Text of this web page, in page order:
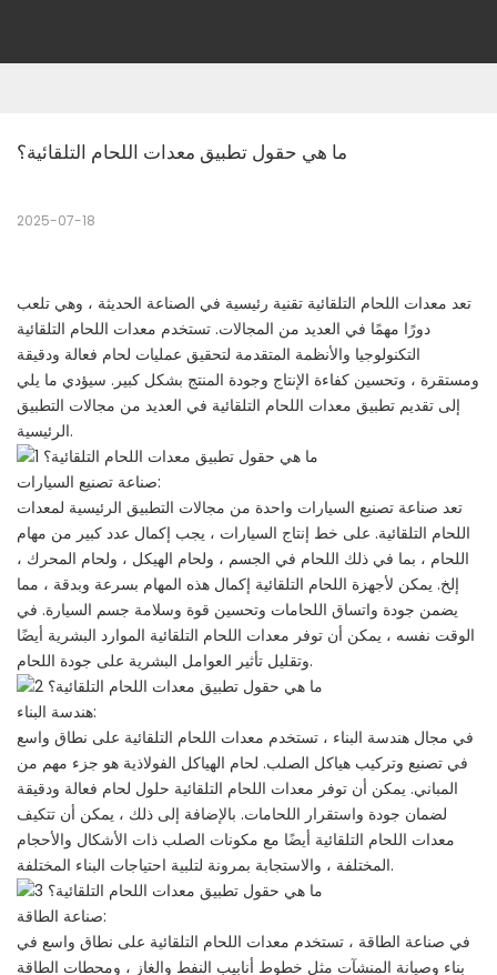
ما هي حقول تطبيق معدات اللحام التلقائية؟
2025-07-18
تعد معدات اللحام التلقائية تقنية رئيسية في الصناعة الحديثة ، وهي تلعب
دورًا مهمًا في العديد من المجالات. تستخدم معدات اللحام التلقائية
التكنولوجيا والأنظمة المتقدمة لتحقيق عمليات لحام فعالة ودقيقة
ومستقرة ، وتحسين كفاءة الإنتاج وجودة المنتج بشكل كبير. سيؤدي ما يلي
إلى تقديم تطبيق معدات اللحام التلقائية في العديد من مجالات التطبيق
الرئيسية.
صناعة تصنيع السيارات:
تعد صناعة تصنيع السيارات واحدة من مجالات التطبيق الرئيسية لمعدات
اللحام التلقائية. على خط إنتاج السيارات ، يجب إكمال عدد كبير من مهام
اللحام ، بما في ذلك اللحام في الجسم ، ولحام الهيكل ، ولحام المحرك ،
إلخ. يمكن لأجهزة اللحام التلقائية إكمال هذه المهام بسرعة وبدقة ، مما
يضمن جودة واتساق اللحامات وتحسين قوة وسلامة جسم السيارة. في
الوقت نفسه ، يمكن أن توفر معدات اللحام التلقائية الموارد البشرية أيضًا
وتقليل تأثير العوامل البشرية على جودة اللحام.
هندسة البناء:
في مجال هندسة البناء ، تستخدم معدات اللحام التلقائية على نطاق واسع
في تصنيع وتركيب هياكل الصلب. لحام الهياكل الفولاذية هو جزء مهم من
المباني. يمكن أن توفر معدات اللحام التلقائية حلول لحام فعالة ودقيقة
لضمان جودة واستقرار اللحامات. بالإضافة إلى ذلك ، يمكن أن تتكيف
معدات اللحام التلقائية أيضًا مع مكونات الصلب ذات الأشكال والأحجام
المختلفة ، والاستجابة بمرونة لتلبية احتياجات البناء المختلفة.
صناعة الطاقة:
في صناعة الطاقة ، تستخدم معدات اللحام التلقائية على نطاق واسع في
بناء وصيانة المنشآت مثل خطوط أنابيب النفط والغاز ، ومحطات الطاقة